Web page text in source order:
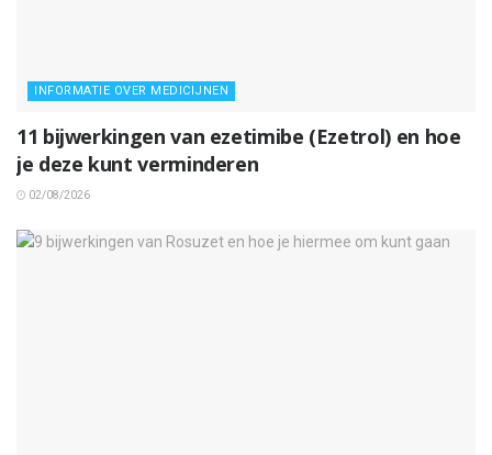
INFORMATIE OVER MEDICIJNEN
11 bijwerkingen van ezetimibe (Ezetrol) en hoe
je deze kunt verminderen
02/08/2026